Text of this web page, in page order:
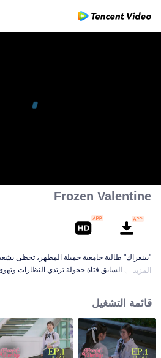
Frozen Valentine
"بينغراك" طالبة جامعية جميلة المظهر، تحظى
كانت في السابق فتاة خجولة ترتدي النظارات
هي نفسها تلك الطفلة التي كانت ترتدي النظارات
رأيها لو علمت أن هذه الفتاة كانت معجوبة بها
المزيد
قائمة التشغيل